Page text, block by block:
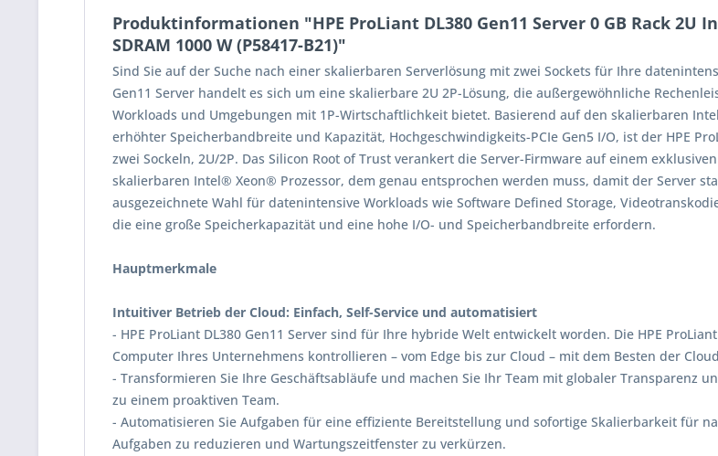
Produktinformationen "HPE ProLiant DL380 Gen11 Server 0 GB Rack 2U
SDRAM 1000 W (P58417-B21)"
Sind Sie auf der Suche nach einer skalierbaren Serverlösung mit zwei Sockets für Ihre
Gen11 Server handelt es sich um eine skalierbare 2U 2P-Lösung, die außergewöhnliche
Workloads und Umgebungen mit 1P-Wirtschaftlichkeit bietet. Basierend auf den skalierbaren
erhöhter Speicherbandbreite und Kapazität, Hochgeschwindigkeits-PCIe Gen5 I/O, ist der HPE
zwei Sockeln, 2U/2P. Das Silicon Root of Trust verankert die Server-Firmware auf einem
skalierbaren Intel® Xeon® Prozessor, dem genau entsprochen werden muss, damit der Server
ausgezeichnete Wahl für datenintensive Workloads wie Software Defined Storage,
die eine große Speicherkapazität und eine hohe I/O- und Speicherbandbreite erfordern.
Hauptmerkmale
Intuitiver Betrieb der Cloud: Einfach, Self-Service und automatisiert
- HPE ProLiant DL380 Gen11 Server sind für Ihre hybride Welt entwickelt worden. Die HPE
Computer Ihres Unternehmens kontrollieren – vom Edge bis zur Cloud – mit dem Besten der
- Transformieren Sie Ihre Geschäftsabläufe und machen Sie Ihr Team mit globaler Transparenz
zu einem proaktiven Team.
- Automatisieren Sie Aufgaben für eine effiziente Bereitstellung und sofortige Skalierbarkeit für
Aufgaben zu reduzieren und Wartungszeitfenster zu verkürzen.